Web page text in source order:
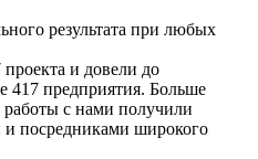
результата при любых
и довели до
417 предприятия. Больше
с нами получили
и посредниками широкого